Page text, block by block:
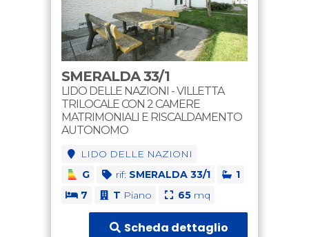
SMERALDA 33/1
LIDO DELLE NAZIONI - VILLETTA
TRILOCALE CON 2 CAMERE
MATRIMONIALI E RISCALDAMENTO
AUTONOMO
LIDO DELLE NAZIONI
G
rif: SMERALDA 33/1
1
7
T Piano 65mq
Scheda dettaglio